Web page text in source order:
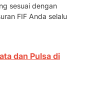
sesuai dengan
FIF Anda selalu
dan Pulsa di